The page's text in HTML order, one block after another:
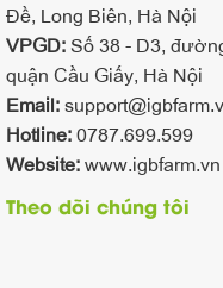
Đề, Long Biên, Hà Nội
VPGD:Số 38 - D3,
quận Cầu Giấy, Hà Nội
Email:
Hotline:0787.699.599
Website:www.igbfarm.vn
Theo dõi chúng tôi